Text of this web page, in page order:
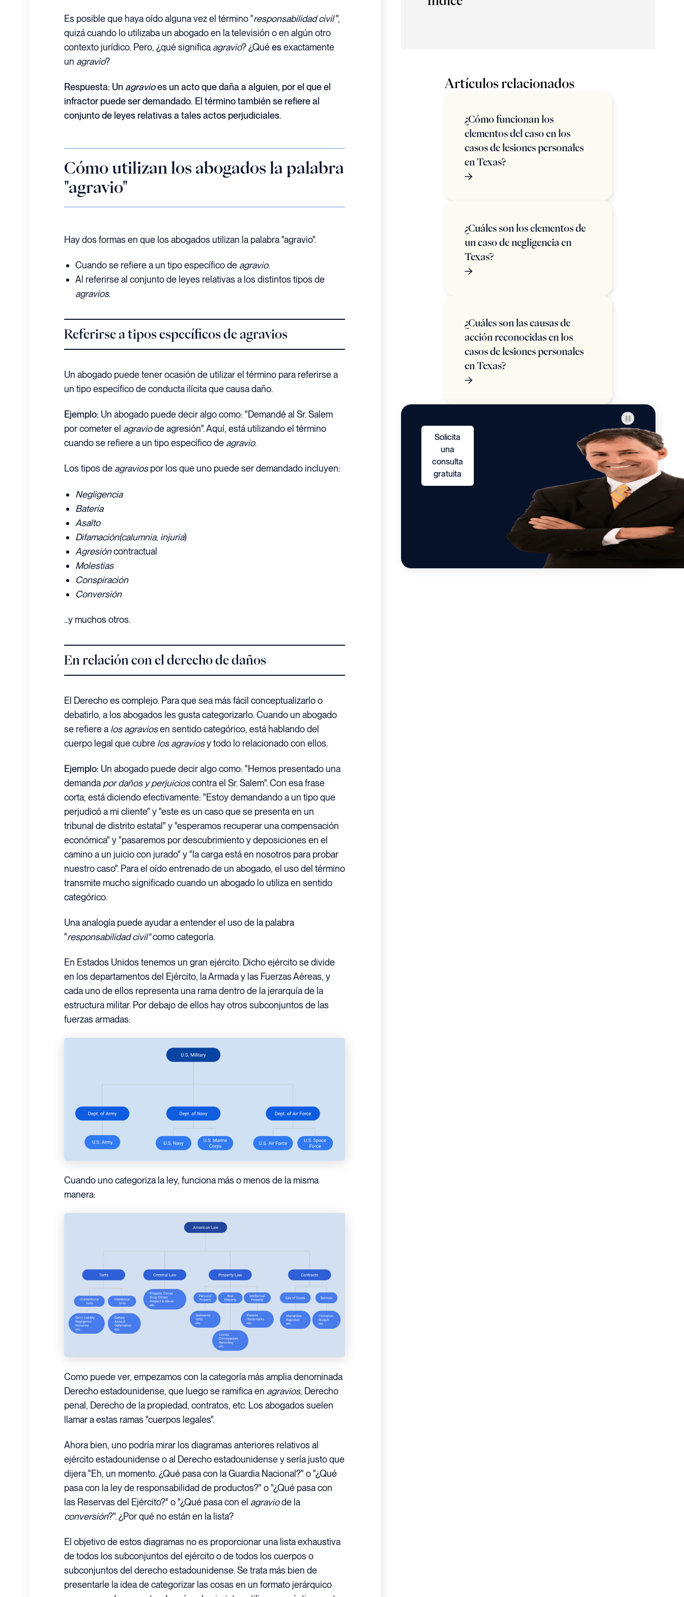
Es posible que haya oído alguna vez el término "responsabilidad civil",
quizá cuando lo utilizaba un abogado en la televisión o en algún otro
contexto jurídico. Pero, ¿qué significa agravio? ¿Quéesexactamente
un agravio?
Respuesta: Un agravioes un acto que daña a alguien, por el que el
infractor puede ser demandado. El término también se refiere al
conjunto de leyes relativas a tales actos perjudiciales.
Cómo utilizan los abogados la palabra
"agravio"
Hay dos formas en que los abogados utilizan la palabra "agravio".
Cuando se refiere a un tipo específico de agravio.
Al referirse al conjunto de leyes relativas a los distintos tipos de
agravios.
Referirse a tipos específicos de agravios
Un abogado puede tener ocasión de utilizar el término para referirse a
un tipo específico de conducta ilícita que causa daño.
Ejemplo: Un abogado puede decir algo como: "Demandé al Sr. Salem
por cometer el agraviode agresión". Aquí, está utilizando el término
cuando se refiere a un tipo específico de agravio.
Los tipos de agraviospor los que uno puede ser demandado incluyen:
Negligencia
Batería
Asalto
Difamación(calumnia, injuria)
Agresióncontractual
Molestias
Conspiración
Conversión
...y muchos otros.
En relación con el derecho de daños
El Derecho es complejo. Para que sea más fácil conceptualizarlo o
debatirlo, a los abogados les gusta categorizarlo. Cuando un abogado
se refiere a los agraviosen sentido categórico, está hablando del
cuerpo legal que cubre los agraviosy todo lo relacionado con ellos.
Ejemplo: Un abogado puede decir algo como: "Hemos presentado una
demanda por daños y perjuicioscontra el Sr. Salem". Con esa frase
corta, está diciendo efectivamente: "Estoy demandando a un tipo que
perjudicó a mi cliente" y "este es un caso que se presenta en un
tribunal de distrito estatal" y "esperamos recuperar una compensación
económica" y "pasaremos por descubrimiento y deposiciones en el
camino a un juicio con jurado" y "la carga está en nosotros para probar
nuestro caso". Para el oído entrenado de un abogado, el uso del término
transmite mucho significado cuando un abogado lo utiliza en sentido
categórico.
Una analogía puede ayudar a entender el uso de la palabra
"responsabilidad civil"como categoría.
En Estados Unidos tenemos un gran ejército. Dicho ejército se divide
en los departamentos del Ejército, la Armada y las Fuerzas Aéreas, y
cada uno de ellos representa una rama dentro de la jerarquía de la
estructura militar. Por debajo de ellos hay otros subconjuntos de las
fuerzas armadas:
Cuando uno categoriza la ley, funciona más o menos de la misma
manera:
Como puede ver, empezamos con la categoría más amplia denominada
Derecho estadounidense, que luego se ramifica en agravios, Derecho
penal, Derecho de la propiedad, contratos, etc. Los abogados suelen
llamar a estas ramas "cuerpos legales".
Ahora bien, uno podría mirar los diagramas anteriores relativos al
ejército estadounidense o al Derecho estadounidense y sería justo que
dijera "Eh, un momento. ¿Qué pasa con la Guardia Nacional?" o "¿Qué
pasa con la ley de responsabilidad de productos?" o "¿Qué pasa con
las Reservas del Ejército?" o "¿Qué pasa con el agraviode la
conversión?". ¿Por qué no están en la lista?
El objetivo de estos diagramas no es proporcionar una lista exhaustiva
de todos los subconjuntos del ejército o de todos los cuerpos o
subconjuntos del derecho estadounidense. Se trata más bien de
presentarle la idea de categorizar las cosas en un formato jerárquico
Artículos relacionados
¿Cómo funcionan los
elementos del caso en los
casos de lesiones personales
en Texas?
¿Cuáles son los elementos de
un caso de negligencia en
Texas?
¿Cuáles son las causas de
acción reconocidas en los
casos de lesiones personales
en Texas?
Solicita
una
consulta
gratuita